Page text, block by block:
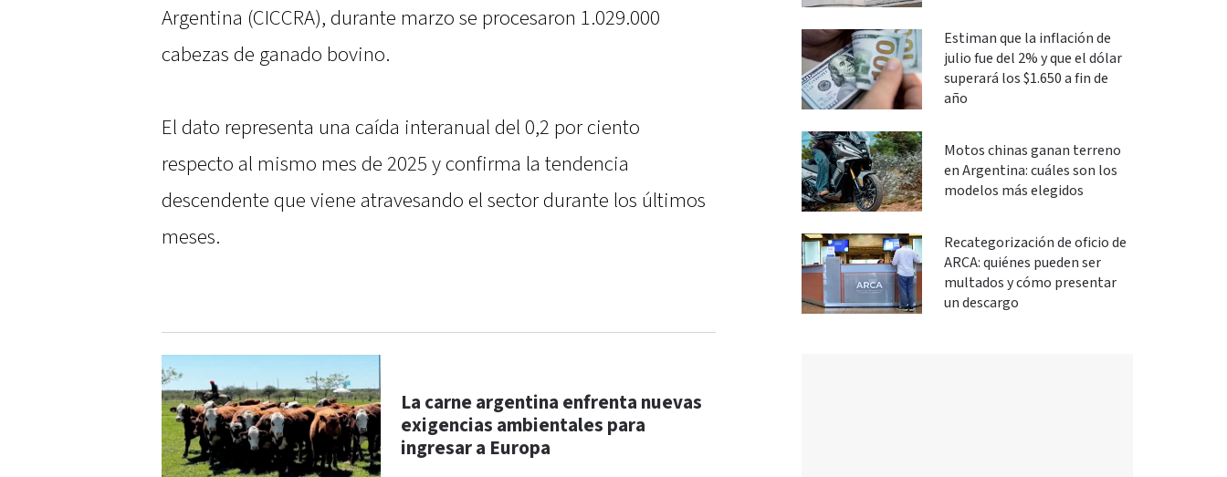
Argentina (CICCRA), durante marzo se procesaron 1.029.000
cabezas de ganado bovino.
El dato representa una caída interanual del 0,2 por ciento
respecto al mismo mes de 2025 y confirma la tendencia
descendente que viene atravesando el sector durante los últimos
meses.
La carne argentina enfrenta nuevas
exigencias ambientales para
ingresar a Europa
Estiman que la inflación de
julio fue del 2% y que el dólar
superará los $1.650 a fin de
año
Motos chinas ganan terreno
en Argentina: cuáles son los
modelos más elegidos
Recategorización de oficio de
ARCA: quiénes pueden ser
multados y cómo presentar
un descargo